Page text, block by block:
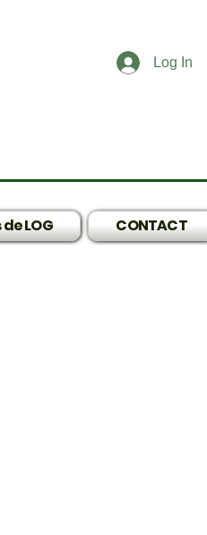
Log In
LOG CONTACT